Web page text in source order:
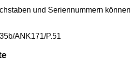
und Seriennummern können
ANK171/P.51